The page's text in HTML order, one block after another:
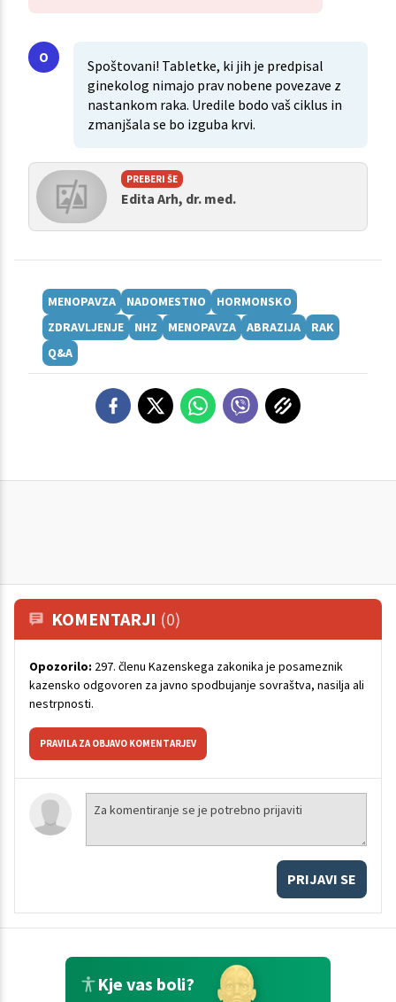
Spoštovani! Tabletke, ki jih je predpisal
ginekolog nimajo prav nobene povezave z
nastankom raka. Uredile bodo vaš ciklus in
zmanjšala se bo izguba krvi.
PREBERI ŠE
Edita Arh, dr. med.
MENOPAVZA NADOMESTNO
HORMONSKO
ZDRAVLJENJE
NHZ MENOPAVZA ABRAZIJA
RAK
Q&A
KOMENTARJI (0)
Opozorilo: 297. členu Kazenskega zakonika je posameznik
kazensko odgovoren za javno spodbujanje sovraštva, nasilja ali
nestrpnosti.
PRAVILA ZA OBJAVO KOMENTARJEV
PRIJAVI SE
Kje vas boli?